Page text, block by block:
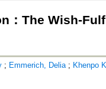
：The Wish-
; Emmerich, Delia ; Khenpo